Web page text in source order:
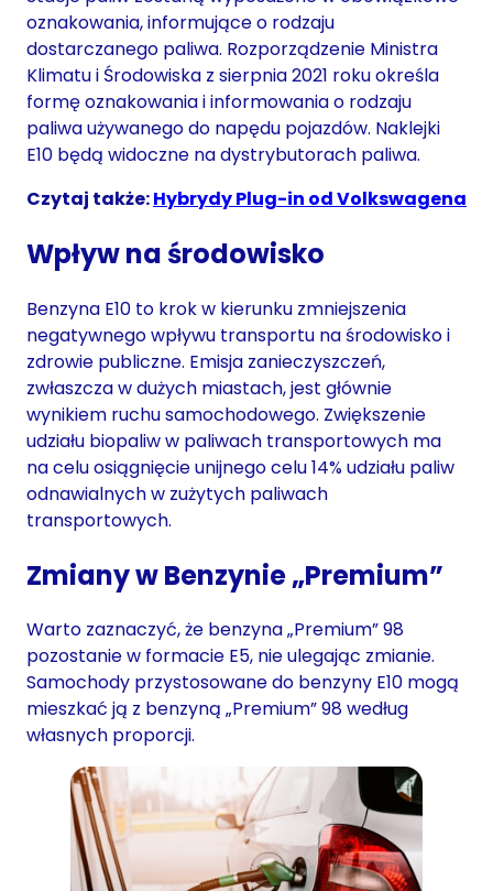
oznakowania, informujące o rodzaju
dostarczanego paliwa. Rozporządzenie Ministra
Klimatu i Środowiska z sierpnia 2021 roku określa
formę oznakowania i informowania o rodzaju
paliwa używanego do napędu pojazdów. Naklejki
E10 będą widoczne na dystrybutorach paliwa.
Czytaj także:Hybrydy Plug-in od Volkswagena
Wpływ na środowisko
Benzyna E10 to krok w kierunku zmniejszenia
negatywnego wpływu transportu na środowisko i
zdrowie publiczne. Emisja zanieczyszczeń,
zwłaszcza w dużych miastach, jest głównie
wynikiem ruchu samochodowego. Zwiększenie
udziału biopaliw w paliwach transportowych ma
na celu osiągnięcie unijnego celu 14% udziału paliw
odnawialnych w zużytych paliwach
transportowych.
Zmiany w Benzynie „Premium”
Warto zaznaczyć, że benzyna „Premium” 98
pozostanie w formacie E5, nie ulegając zmianie.
Samochody przystosowane do benzyny E10 mogą
mieszkać ją z benzyną „Premium” 98 według
własnych proporcji.